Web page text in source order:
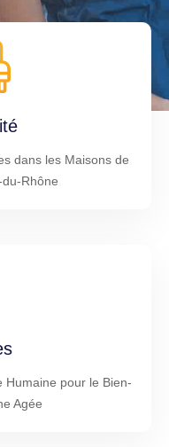
dans les Maisons de
Rhône
Humaine pour le Bien-
Agée